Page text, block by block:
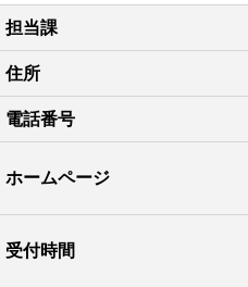
皆さまの生活を豊かにする魅力的
【2023年9月16日放送の情報番組
「全自動コーヒーメーカー（3杯
全自動コーヒーメーカー 3カップ
【TBS系日曜劇場「グランメゾン
担当課
住所
電話番号
ホームページ
受付時間